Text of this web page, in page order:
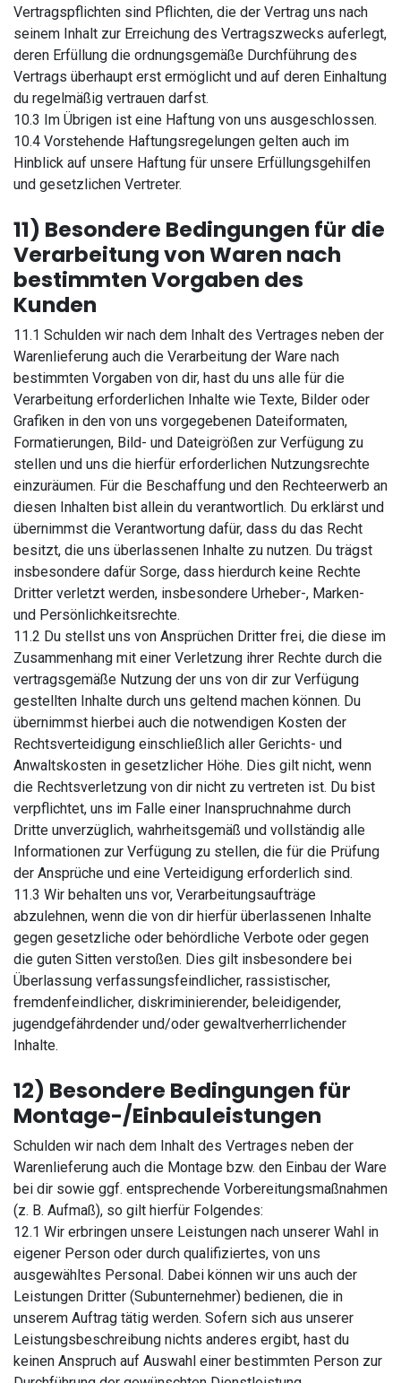
Vertragspflichten sind Pflichten, die der Vertrag uns nach
seinem Inhalt zur Erreichung des Vertragszwecks auferlegt,
deren Erfüllung die ordnungsgemäße Durchführung des
Vertrags überhaupt erst ermöglicht und auf deren Einhaltung
du regelmäßig vertrauen darfst.
10.3 Im Übrigen ist eine Haftung von uns ausgeschlossen.
10.4 Vorstehende Haftungsregelungen gelten auch im
Hinblick auf unsere Haftung für unsere Erfüllungsgehilfen
und gesetzlichen Vertreter.
11) Besondere Bedingungen für die
Verarbeitung von Waren nach
bestimmten Vorgaben des
Kunden
11.1 Schulden wir nach dem Inhalt des Vertrages neben der
Warenlieferung auch die Verarbeitung der Ware nach
bestimmten Vorgaben von dir, hast du uns alle für die
Verarbeitung erforderlichen Inhalte wie Texte, Bilder oder
Grafiken in den von uns vorgegebenen Dateiformaten,
Formatierungen, Bild- und Dateigrößen zur Verfügung zu
stellen und uns die hierfür erforderlichen Nutzungsrechte
einzuräumen. Für die Beschaffung und den Rechteerwerb an
diesen Inhalten bist allein du verantwortlich. Du erklärst und
übernimmst die Verantwortung dafür, dass du das Recht
besitzt, die uns überlassenen Inhalte zu nutzen. Du trägst
insbesondere dafür Sorge, dass hierdurch keine Rechte
Dritter verletzt werden, insbesondere Urheber-, Marken-
und Persönlichkeitsrechte.
11.2 Du stellst uns von Ansprüchen Dritter frei, die diese im
Zusammenhang mit einer Verletzung ihrer Rechte durch die
vertragsgemäße Nutzung der uns von dir zur Verfügung
gestellten Inhalte durch uns geltend machen können. Du
übernimmst hierbei auch die notwendigen Kosten der
Rechtsverteidigung einschließlich aller Gerichts- und
Anwaltskosten in gesetzlicher Höhe. Dies gilt nicht, wenn
die Rechtsverletzung von dir nicht zu vertreten ist. Du bist
verpflichtet, uns im Falle einer Inanspruchnahme durch
Dritte unverzüglich, wahrheitsgemäß und vollständig alle
Informationen zur Verfügung zu stellen, die für die Prüfung
der Ansprüche und eine Verteidigung erforderlich sind.
11.3 Wir behalten uns vor, Verarbeitungsaufträge
abzulehnen, wenn die von dir hierfür überlassenen Inhalte
gegen gesetzliche oder behördliche Verbote oder gegen
die guten Sitten verstoßen. Dies gilt insbesondere bei
Überlassung verfassungsfeindlicher, rassistischer,
fremdenfeindlicher, diskriminierender, beleidigender,
jugendgefährdender und/oder gewaltverherrlichender
Inhalte.
12) Besondere Bedingungen für
Montage-/Einbauleistungen
Schulden wir nach dem Inhalt des Vertrages neben der
Warenlieferung auch die Montage bzw. den Einbau der Ware
bei dir sowie ggf. entsprechende Vorbereitungsmaßnahmen
(z. B. Aufmaß), so gilt hierfür Folgendes:
12.1 Wir erbringen unsere Leistungen nach unserer Wahl in
eigener Person oder durch qualifiziertes, von uns
ausgewähltes Personal. Dabei können wir uns auch der
Leistungen Dritter (Subunternehmer) bedienen, die in
unserem Auftrag tätig werden. Sofern sich aus unserer
Leistungsbeschreibung nichts anderes ergibt, hast du
keinen Anspruch auf Auswahl einer bestimmten Person zur